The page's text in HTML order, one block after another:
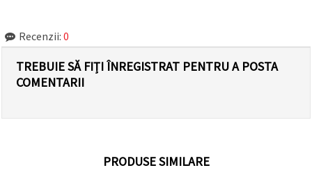
Recenzii: 0
TREBUIE SĂ FIȚI ÎNREGISTRAT PENTRU A POSTA
COMENTARII
PRODUSE SIMILARE